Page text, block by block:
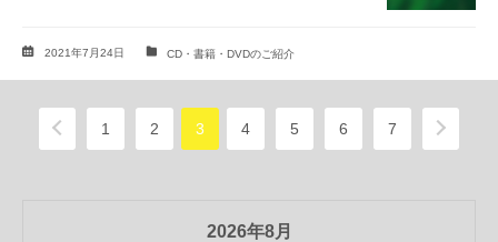
2021年7月24日 CD・書籍・DVDのご紹介
1 2 3 4 5 6 7
2026年8月